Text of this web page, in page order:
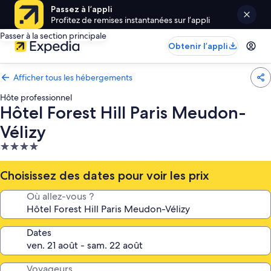
Passez à l’appli
Profitez de remises instantanées sur l’appli
Passer à la section principale
Obtenir l’appli
Afficher tous les hébergements
Hôte professionnel
Hôtel Forest Hill Paris Meudon-
Vélizy
Hébergement
4.0 étoiles
Choisissez des dates pour voir les prix
Où allez-vous ?
Dates